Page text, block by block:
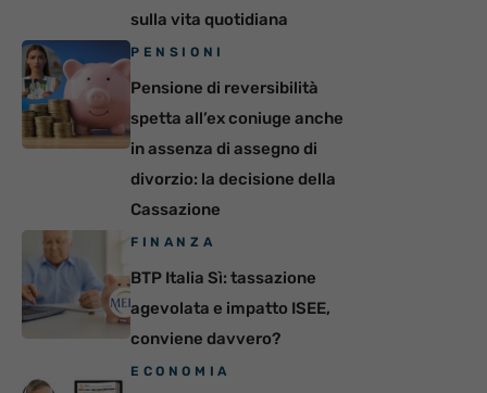
sulla vita quotidiana
PENSIONI
Pensione di reversibilità
spetta all’ex coniuge anche
in assenza di assegno di
divorzio: la decisione della
Cassazione
FINANZA
BTP Italia Sì: tassazione
agevolata e impatto ISEE,
conviene davvero?
ECONOMIA